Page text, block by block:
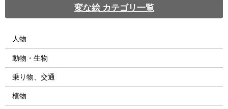
変な絵 カテゴリ一覧
人物
動物・生物
乗り物、交通
植物